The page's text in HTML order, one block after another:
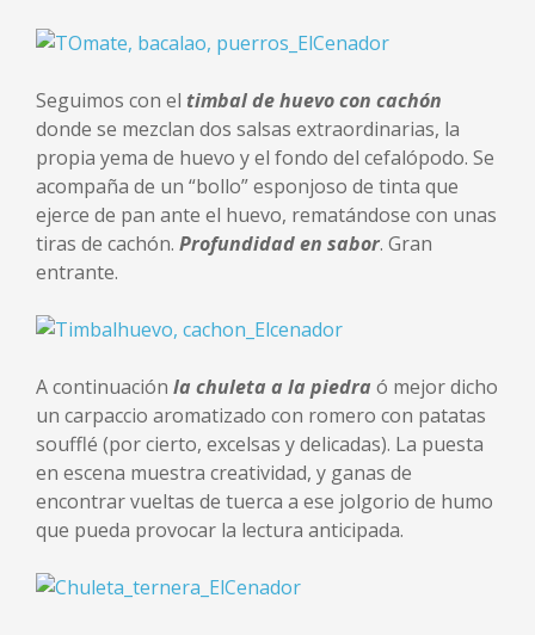
Seguimos con el timbal de huevo con cachón
donde se mezclan dos salsas extraordinarias, la
propia yema de huevo y el fondo del cefalópodo. Se
acompaña de un “bollo” esponjoso de tinta que
ejerce de pan ante el huevo, rematándose con unas
tiras de cachón. Profundidad en sabor. Gran
entrante.
A continuación la chuleta a la piedra ó mejor dicho
un carpaccio aromatizado con romero con patatas
soufflé (por cierto, excelsas y delicadas). La puesta
en escena muestra creatividad, y ganas de
encontrar vueltas de tuerca a ese jolgorio de humo
que pueda provocar la lectura anticipada.